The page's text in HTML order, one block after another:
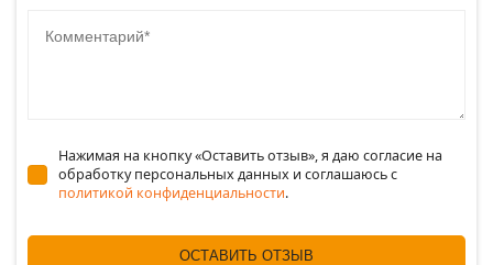
Нажимая на кнопку «Оставить отзыв», я даю согласие на
обработку персональных данных и соглашаюсь c
политикой конфиденциальности.
ОСТАВИТЬ ОТЗЫВ